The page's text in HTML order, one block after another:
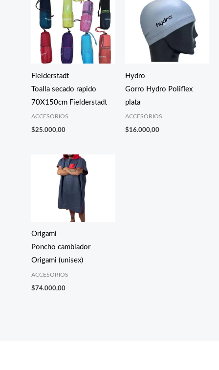
Fielderstadt
Toalla secado rapido
70X150cm Fielderstadt
ACCESORIOS
$25.000,00
Hydro
Gorro Hydro Poliflex
plata
ACCESORIOS
$16.000,00
Origami
Poncho cambiador
Origami (unisex)
ACCESORIOS
$74.000,00